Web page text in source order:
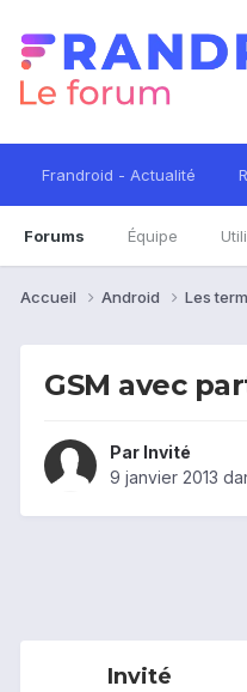
Frandroid - Actualité
Forums Équipe
Accueil Android Les
GSM avec
Par Invité
9 janvier 2013
Invité